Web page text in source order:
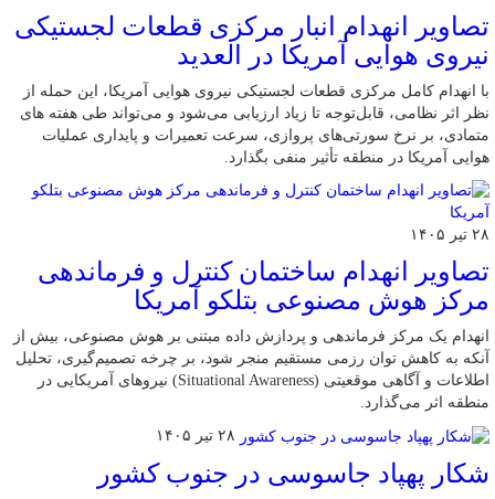
تصاویر انهدام انبار مرکزی قطعات لجستیکی
نیروی هوایی آمریکا در العدید
با انهدام کامل مرکزی قطعات لجستیکی نیروی هوایی آمریکا، این حمله از
نظر اثر نظامی، قابل‌توجه تا زیاد ارزیابی می‌شود و می‌تواند طی هفته های
متمادی، بر نرخ سورتی‌های پروازی، سرعت تعمیرات و پایداری عملیات
هوایی آمریکا در منطقه تأثیر منفی بگذارد.
۲۸ تیر ۱۴۰۵
تصاویر انهدام ساختمان کنترل و فرماندهی
مرکز هوش مصنوعی بتلکو آمریکا
انهدام یک مرکز فرماندهی و پردازش داده مبتنی بر هوش مصنوعی، بیش از
آنکه به کاهش توان رزمی مستقیم منجر شود، بر چرخه تصمیم‌گیری، تحلیل
اطلاعات و آگاهی موقعیتی (Situational Awareness) نیروهای آمریکایی در
منطقه اثر می‌گذارد.
۲۸ تیر ۱۴۰۵
شکار پهپاد جاسوسی در جنوب کشور